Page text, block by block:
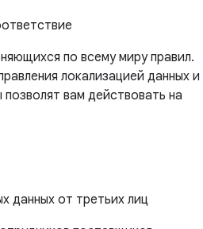
по всему миру правил.
локализацией данных и
вам действовать на
данных от третьих лиц